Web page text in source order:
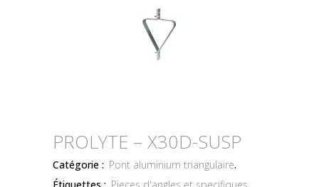
PROLYTE – X30D-SUSP
Catégorie : Pont aluminium triangulaire.